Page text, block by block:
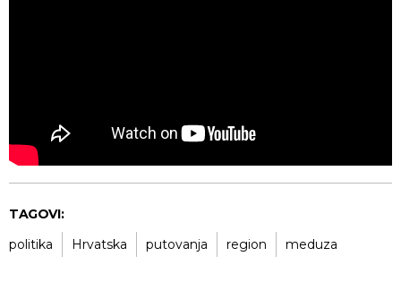
TAGOVI:
politika
Hrvatska putovanja region meduza